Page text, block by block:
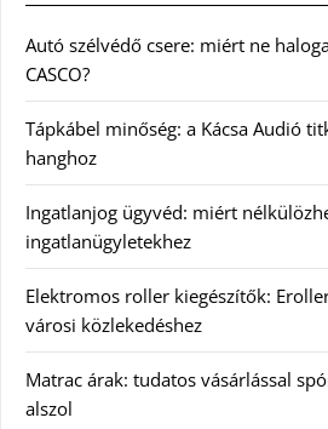
Autó szélvédő csere: miért ne
CASCO?
Tápkábel minőség: a Kácsa Audió
hanghoz
Ingatlanjog ügyvéd: miért
ingatlanügyletekhez
Elektromos roller kiegészítők:
városi közlekedéshez
Matrac árak: tudatos vásárlással
alszol